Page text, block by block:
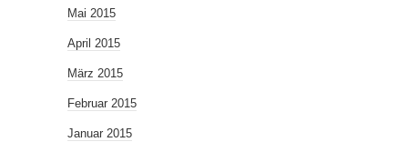
Mai 2015
April 2015
März 2015
Februar 2015
Januar 2015